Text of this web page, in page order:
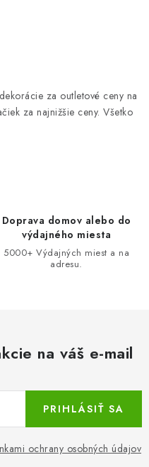
za outletové ceny na
za najnižšie ceny. Všetko
Doprava domov alebo do
výdajného miesta
5000+ Výdajných miest a na
adresu.
na váš e-mail
ochrany osobných údajov
PRIHLÁSIŤ SA